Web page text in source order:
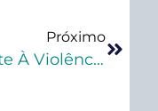
Próximo
STJ Vai Aderir À Campanha Sinal Vermelho De Combate À Violência Contra A Mulher